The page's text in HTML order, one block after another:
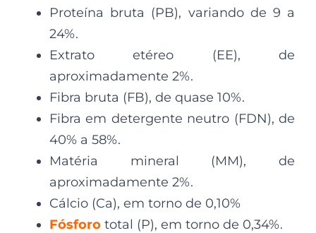
Proteína bruta (PB), variando de 9 a
24%.
Extrato etéreo (EE), de
aproximadamente 2%.
Fibra bruta (FB), de quase 10%.
Fibra em detergente neutro (FDN), de
40% a 58%.
Matéria mineral (MM), de
aproximadamente 2%.
Cálcio (Ca), em torno de 0,10%
Fósforo total (P), em torno de 0,34%.